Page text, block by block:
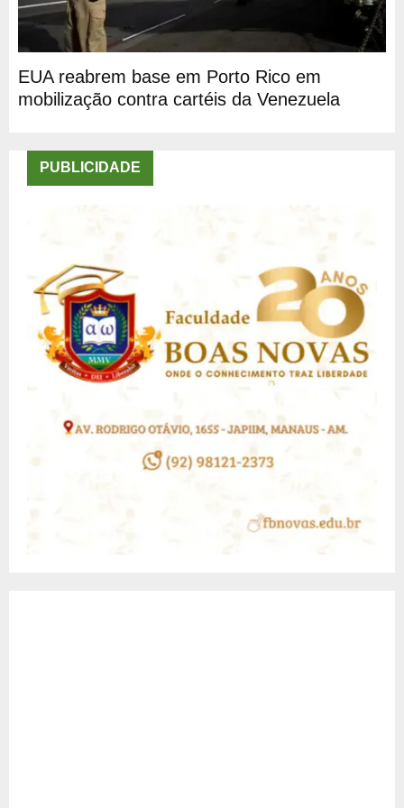
EUA reabrem base em Porto Rico em
mobilização contra cartéis da Venezuela
PUBLICIDADE